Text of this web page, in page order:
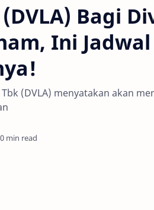
Bagi
Ini Jadwal
(DVLA) menyatakan akan
0 min read